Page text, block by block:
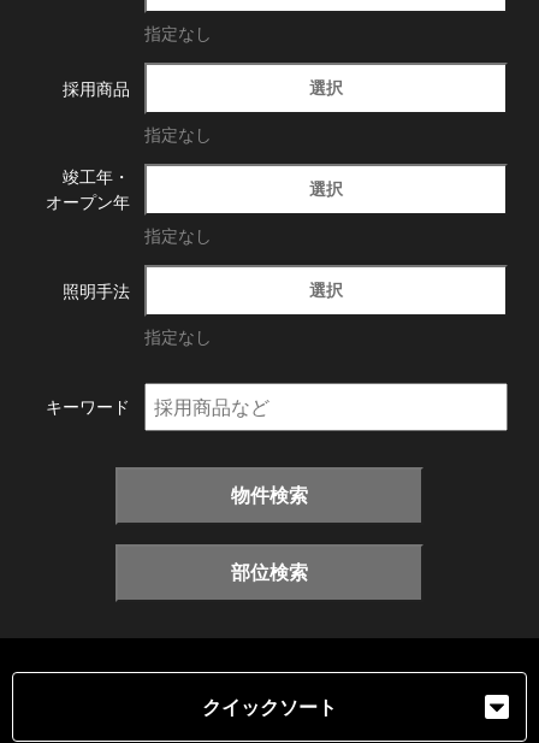
指定なし
採用商品 選択
指定なし
竣工年・
オープン年
選択
指定なし
照明手法 選択
指定なし
キーワード
物件検索
部位検索
クイックソート